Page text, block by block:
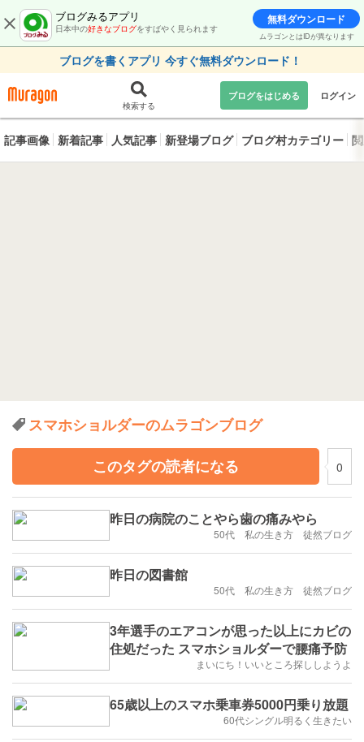
ブログみるアプリ
日本中の好きなブログをすばやく見られます
無料ダウンロード
ムラゴンとはIDが異なります
ブログを書くアプリ 今すぐ無料ダウンロード！
検索する
ブログをはじめる ログイン
記事画像 新着記事 人気記事 新登場ブログ ブログ村カテゴリー
スマホショルダーのムラゴンブログ
このタグの読者になる
0
昨日の病院のことやら歯の痛みやら
50代 私の生き方 徒然ブログ
昨日の図書館
50代 私の生き方 徒然ブログ
3年選手のエアコンが思った以上にカビの
住処だった スマホショルダーで腰痛予防
まいにち！いいところ探ししようよ
65歳以上のスマホ乗車券5000円乗り放題
60代シングル明るく生きたい